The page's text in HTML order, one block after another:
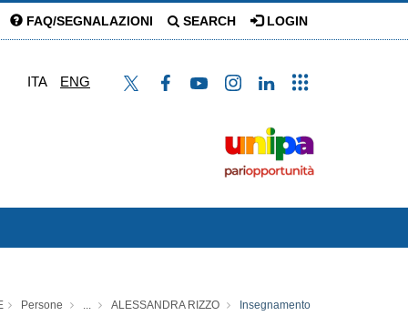
FAQ/SEGNALAZIONI SEARCH LOGIN
ITA ENG
Persone ... ALESSANDRA RIZZO Insegnamento